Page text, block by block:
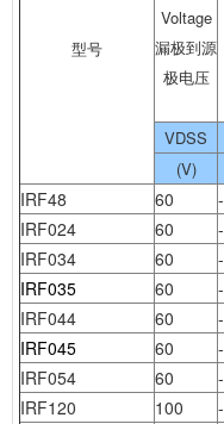
型号
Voltage
漏极到源
极电压
VDSS
(V)
IRF48 60 -
IRF024
60 -
IRF034
60 -
IRF035
60 -
IRF044
60 -
IRF045
60 -
IRF054
60 -
IRF120
100 -